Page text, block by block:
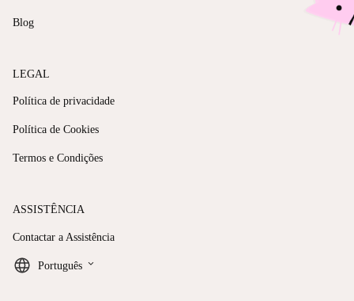
Blog
LEGAL
Política de privacidade
Política de Cookies
Termos e Condições
ASSISTÊNCIA
Contactar a Assistência
Português keyboard_arrow_down